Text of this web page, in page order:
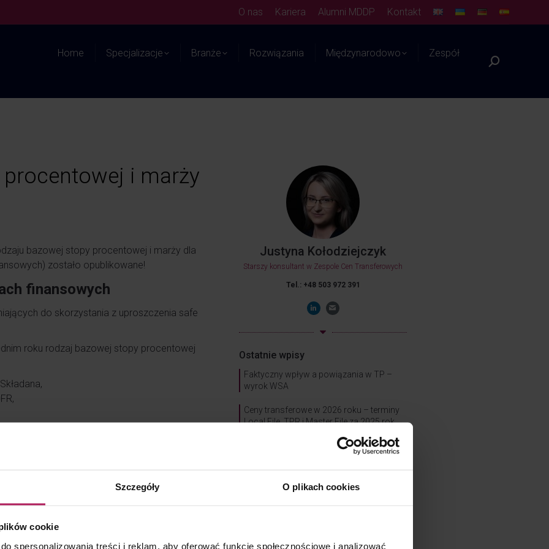
Szczegóły O plikach cookies
cookie
spersonalizowania treści i reklam, aby oferować funkcje społecznościowe i analizować
O nas Kariera Alumni MDDP Kontakt
Home Specjalizacje Branże Rozwiązania Międzynarodowo Zespół
procentowej i marży
bazowej stopy procentowej i marży dla
zostało opublikowane!
finansowych
do skorzystania z uproszczenia safe
roku rodzaj bazowej stopy procentowej
Rate,
i wartości określonej w lit. a albo b,
w pkt 1 jest mniejsza od zera.
Justyna Kołodziejczyk
Starszy konsultant w Zespole Cen Transferowych
Tel.: +48 503 972 391
Ostatnie wpisy
Faktyczny wpływ a powiązania w TP –
wyrok WSA
Ceny transferowe w 2026 roku – terminy
Local File, TPR i Master File za 2025 rok
Połączenie spółek a ceny transferowe –